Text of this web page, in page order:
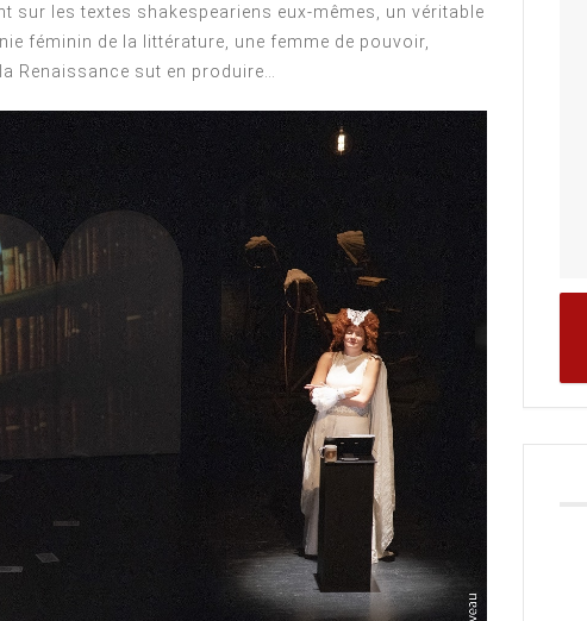
sur les textes shakespeariens eux-mêmes, un véritable
féminin de la littérature, une femme de pouvoir,
Renaissance sut en produire…